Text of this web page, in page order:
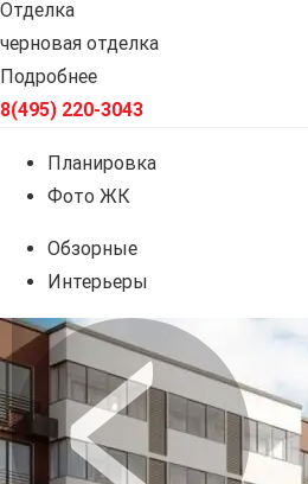
Отделка
черновая отделка
Подробнее
8(495) 220-3043
Планировка
Фото ЖК
Обзорные
Интерьеры